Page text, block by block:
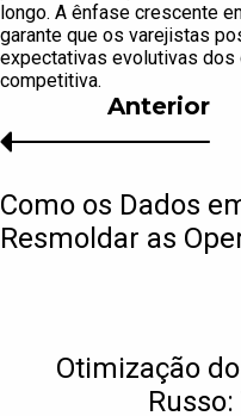
longo. A ênfase crescente
garante que os varejistas
expectativas evolutivas dos
competitiva.
Otimização
Anterior
Como os Dados
Resmoldar as